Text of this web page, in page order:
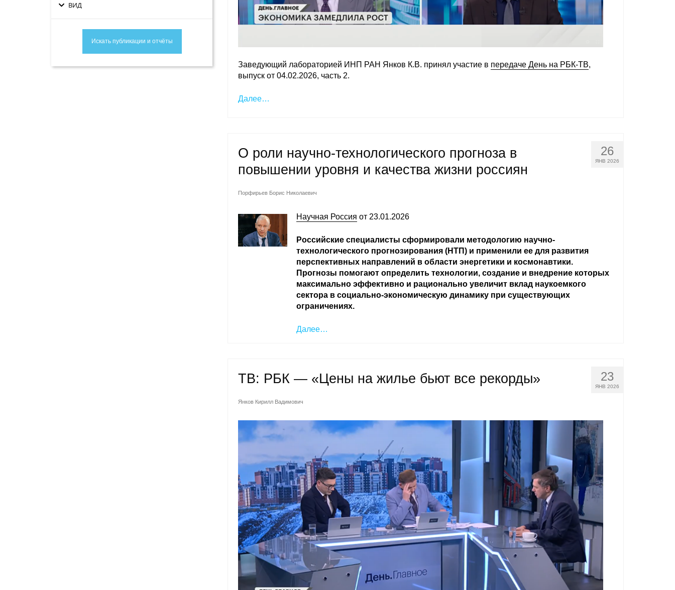
ВИД
Заведующий лабораторией ИНП РАН Янков К.В. принял участие в передаче День на РБК-ТВ,
выпуск от 04.02.2026, часть 2.
Далее…
26
ЯНВ 2026
О роли научно-технологического прогноза в
повышении уровня и качества жизни россиян
Порфирьев Борис Николаевич
Научная Россия от 23.01.2026
Российские специалисты сформировали методологию научно-
технологического прогнозирования (НТП) и применили ее для развития
перспективных направлений в области энергетики и космонавтики.
Прогнозы помогают определить технологии, создание и внедрение которых
максимально эффективно и рационально увеличит вклад наукоемкого
сектора в социально-экономическую динамику при существующих
ограничениях.
Далее…
23
ЯНВ 2026
ТВ: РБК — «Цены на жилье бьют все рекорды»
Янков Кирилл Вадимович